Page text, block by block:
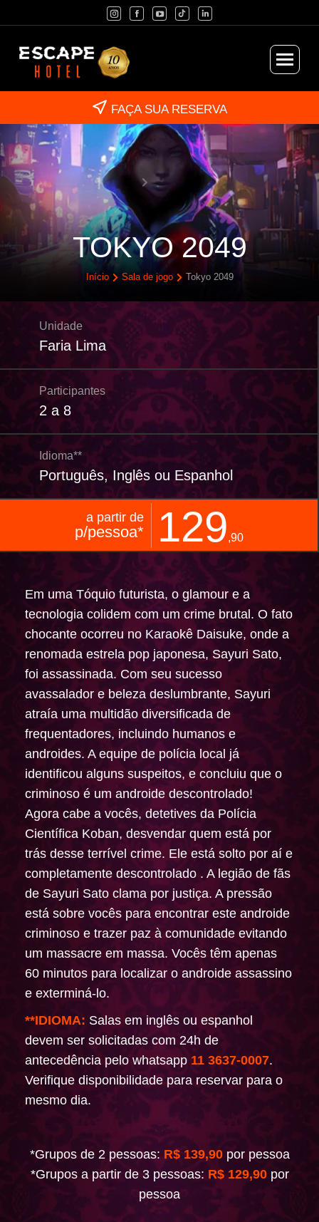
FAÇA SUA RESERVA
TOKYO 2049
Você está aqui:
Início Sala de jogo
TOKYO 2049
Você está aqui:Início Sala de jogo Tokyo 2049
Unidade
Faria Lima
Participantes
2 a 8
Idioma**
Português, Inglês ou Espanhol
a partir de
p/pessoa* 129,90
Em uma Tóquio futurista, o glamour e a
tecnologia colidem com um crime brutal. O fato
chocante ocorreu no Karaokê Daisuke, onde a
renomada estrela pop japonesa, Sayuri Sato,
foi assassinada. Com seu sucesso
avassalador e beleza deslumbrante, Sayuri
atraía uma multidão diversificada de
frequentadores, incluindo humanos e
androides. A equipe de polícia local já
identificou alguns suspeitos, e concluiu que o
criminoso é um androide descontrolado!
Agora cabe a vocês, detetives da Polícia
Científica Koban, desvendar quem está por
trás desse terrível crime. Ele está solto por aí e
completamente descontrolado . A legião de fãs
de Sayuri Sato clama por justiça. A pressão
está sobre vocês para encontrar este androide
criminoso e trazer paz à comunidade evitando
um massacre em massa. Vocês têm apenas
60 minutos para localizar o androide assassino
e exterminá-lo.
**IDIOMA: Salas em inglês ou espanhol
devem ser solicitadas com 24h de
antecedência pelo whatsapp 11 3637-0007.
Verifique disponibilidade para reservar para o
mesmo dia.
*Grupos de 2 pessoas: R$ 139,90por pessoa
*Grupos a partir de 3 pessoas: R$ 129,90por
pessoa